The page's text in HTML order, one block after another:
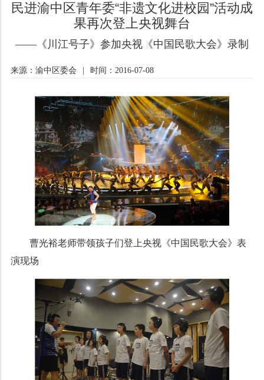
民进渝中区青年委“非遗文化进校园”活动成
果再次登上央视舞台
——《川江号子》参加央视《中国民歌大会》录制
来源：渝中区委会 时间：2016-07-08
曹光裕老师带领孩子们登上央视《中国民歌大会》表
演现场